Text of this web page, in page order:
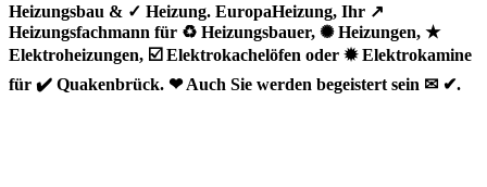
Heizungsbau & ✓ Heizung. EuropaHeizung, Ihr ↗️
Heizungsfachmann für ♻ Heizungsbauer, ✺ Heizungen, ★
Elektroheizungen, ☑️ Elektrokachelöfen oder ✹ Elektrokamine
für ✔️ Quakenbrück. ❤ Auch Sie werden begeistert sein ✉ ✔.